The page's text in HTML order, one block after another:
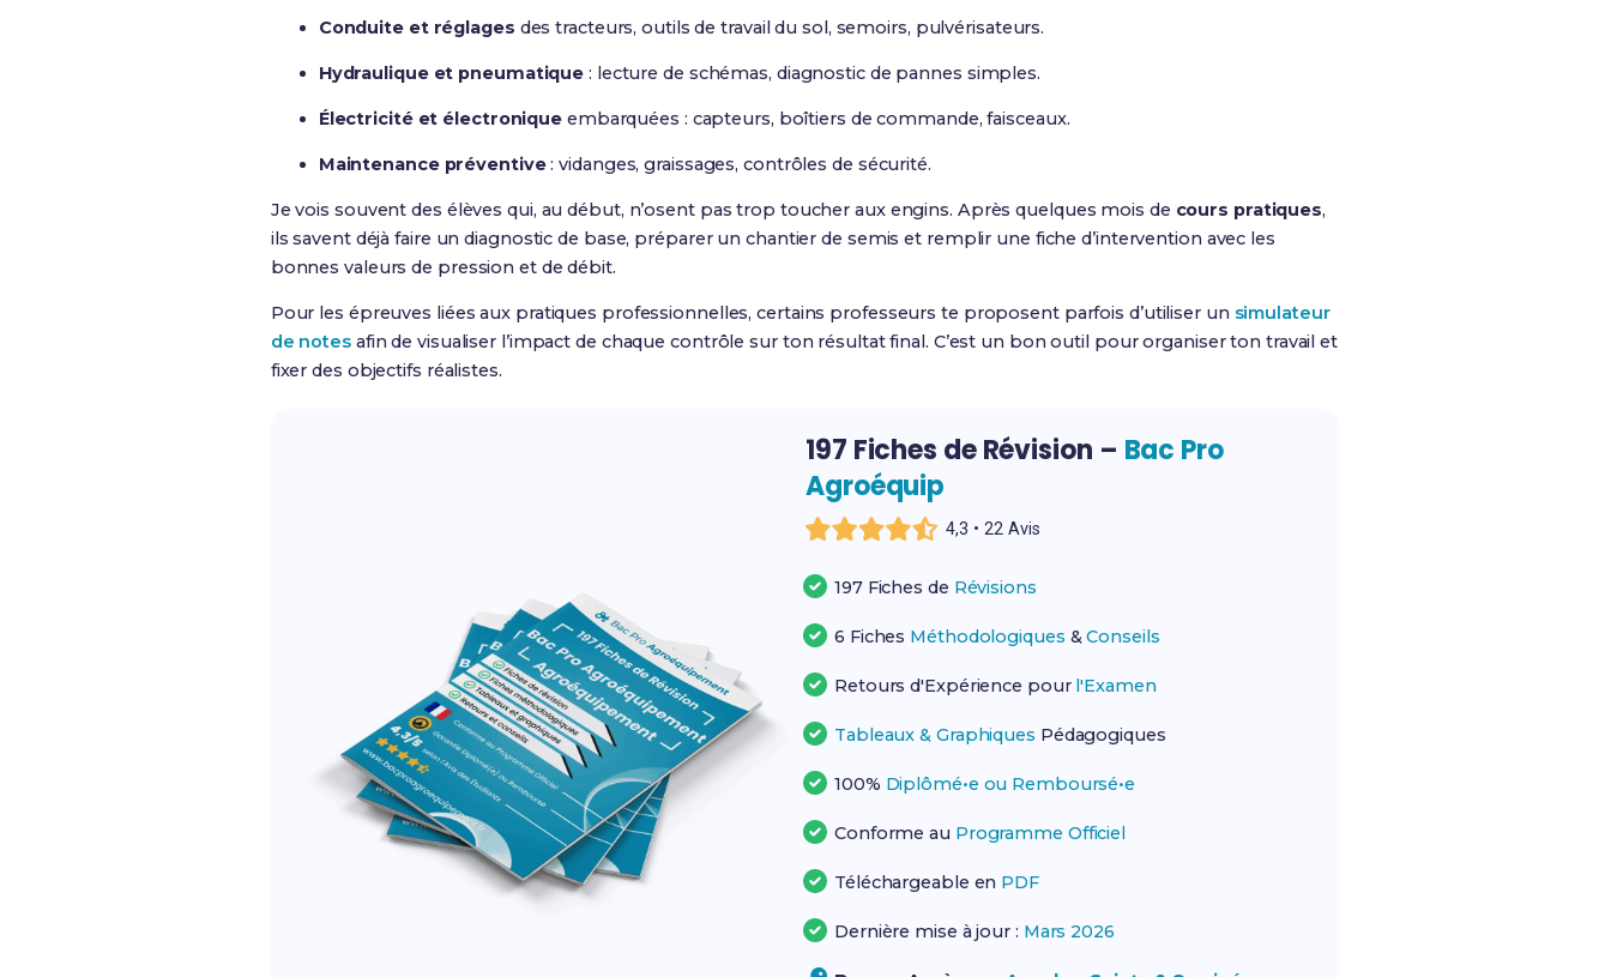
Conduite et réglages des tracteurs, outils de travail du sol, semoirs, pulvérisateurs.
Hydraulique et pneumatique : lecture de schémas, diagnostic de pannes simples.
Électricité et électronique embarquées : capteurs, boîtiers de commande, faisceaux.
Maintenance préventive: vidanges, graissages, contrôles de sécurité.
Je vois souvent des élèves qui, au début, n’osent pas trop toucher aux engins. Après quelques mois de cours pratiques,
ils savent déjà faire un diagnostic de base, préparer un chantier de semis et remplir une fiche d’intervention avec les
bonnes valeurs de pression et de débit.
Pour les épreuves liées aux pratiques professionnelles, certains professeurs te proposent parfois d’utiliser un simulateur
de notesafin de visualiser l’impact de chaque contrôle sur ton résultat final. C’est un bon outil pour organiser ton travail et
fixer des objectifs réalistes.
197 Fiches de Révision – Bac Pro
Agroéquip
4,3 • 22 Avis
197 Fiches de Révisions
6 Fiches Méthodologiques &Conseils
Retours d'Expérience pour l'Examen
Tableaux & Graphiques Pédagogiques
100% Diplômé•e ou Remboursé•e
Conforme au Programme Officiel
Téléchargeable en PDF
Dernière mise à jour : Mars 2026